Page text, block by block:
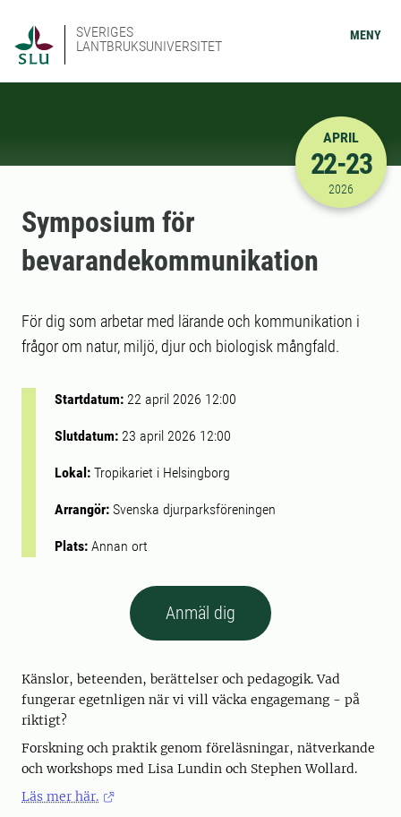
SVERIGES
LANTBRUKSUNIVERSITET
MENY
2026-04-
APRIL
22-23
2026
Symposium för
bevarandekommunikation
För dig som arbetar med lärande och kommunikation i
frågor om natur, miljö, djur och biologisk mångfald.
Startdatum: 22 april 2026 12:00
Slutdatum: 23 april 2026 12:00
Lokal: Tropikariet i Helsingborg
Arrangör: Svenska djurparksföreningen
Plats: Annan ort
Anmäl dig
Känslor, beteenden, berättelser och pedagogik. Vad
fungerar egetnligen när vi vill väcka engagemang - på
riktigt?
Forskning och praktik genom föreläsningar, nätverkande
och workshops med Lisa Lundin och Stephen Wollard.
Läs mer här.